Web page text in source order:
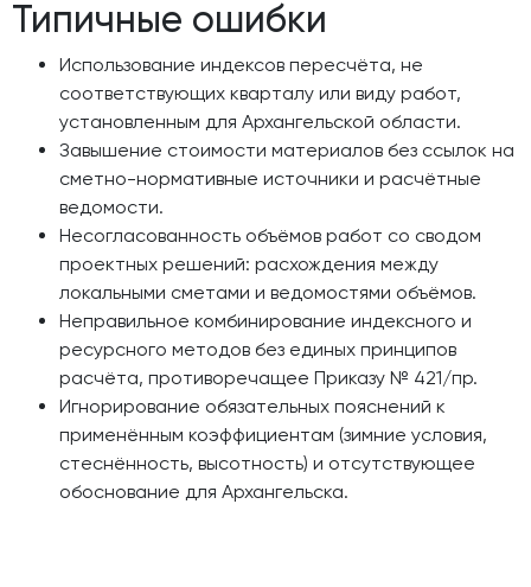
Типичные ошибки
Использование индексов пересчёта, не
соответствующих кварталу или виду работ,
установленным для Архангельской области.
Завышение стоимости материалов без ссылок на
сметно-нормативные источники и расчётные
ведомости.
Несогласованность объёмов работ со сводом
проектных решений: расхождения между
локальными сметами и ведомостями объёмов.
Неправильное комбинирование индексного и
ресурсного методов без единых принципов
расчёта, противоречащее Приказу № 421/пр.
Игнорирование обязательных пояснений к
применённым коэффициентам (зимние условия,
стеснённость, высотность) и отсутствующее
обоснование для Архангельска.